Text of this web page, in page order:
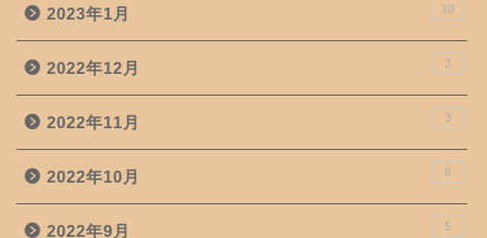
2023年1月 10
2022年12月 3
2022年11月 3
2022年10月 6
2022年9月 5